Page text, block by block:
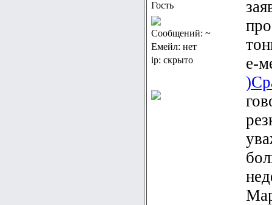
Гость
Сообщений: ~
Емейл: нет
ip: скрыто
е-